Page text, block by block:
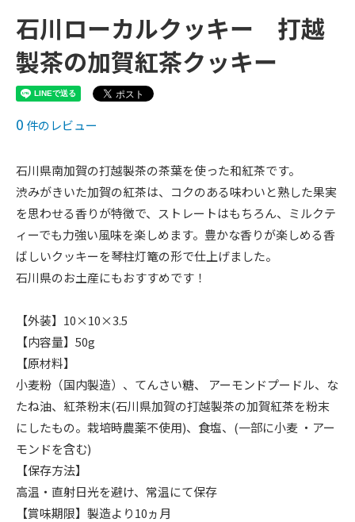
石川ローカルクッキー 打越
製茶の加賀紅茶クッキー
0 件のレビュー
石川県南加賀の打越製茶の茶葉を使った和紅茶です。
渋みがきいた加賀の紅茶は、コクのある味わいと熟した果実
を思わせる香りが特徴で、ストレートはもちろん、ミルクテ
ィーでも力強い風味を楽しめます。豊かな香りが楽しめる香
ばしいクッキーを琴柱灯篭の形で仕上げました。
石川県のお土産にもおすすめです！
【外装】10×10×3.5
【内容量】50g
【原材料】
小麦粉（国内製造）、てんさい糖、 アーモンドプードル、な
たね油、紅茶粉末(石川県加賀の打越製茶の加賀紅茶を粉末
にしたもの。栽培時農薬不使用)、食塩、(一部に小麦 ・アー
モンドを含む)
【保存方法】
高温・直射日光を避け、常温にて保存
【賞味期限】製造より10ヵ月